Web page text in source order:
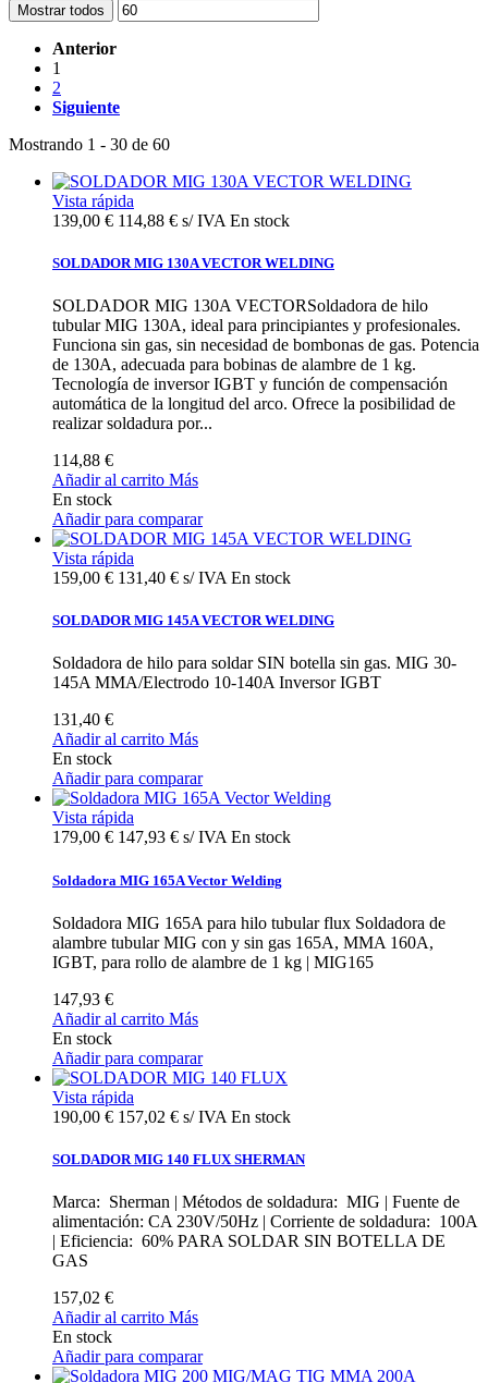
Mostrar todos
Anterior
1
2
Siguiente
Mostrando 1 - 30 de 60
Vista rápida
139,00 € 114,88 € s/ IVA En stock
SOLDADOR MIG 130A VECTOR WELDING
SOLDADOR MIG 130A VECTORSoldadora de hilo
tubular MIG 130A, ideal para principiantes y profesionales.
Funciona sin gas, sin necesidad de bombonas de gas. Potencia
de 130A, adecuada para bobinas de alambre de 1 kg.
Tecnología de inversor IGBT y función de compensación
automática de la longitud del arco. Ofrece la posibilidad de
realizar soldadura por...
114,88 €
Añadir al carrito Más
En stock
Añadir para comparar
Vista rápida
159,00 € 131,40 € s/ IVA En stock
SOLDADOR MIG 145A VECTOR WELDING
Soldadora de hilo para soldar SIN botella sin gas. MIG 30-
145A MMA/Electrodo 10-140A Inversor IGBT
131,40 €
Añadir al carrito Más
En stock
Añadir para comparar
Vista rápida
179,00 € 147,93 € s/ IVA En stock
Soldadora MIG 165A Vector Welding
Soldadora MIG 165A para hilo tubular flux Soldadora de
alambre tubular MIG con y sin gas 165A, MMA 160A,
IGBT, para rollo de alambre de 1 kg | MIG165
147,93 €
Añadir al carrito Más
En stock
Añadir para comparar
Vista rápida
190,00 € 157,02 € s/ IVA En stock
SOLDADOR MIG 140 FLUX SHERMAN
Marca: Sherman | Métodos de soldadura: MIG | Fuente de
alimentación: CA 230V/50Hz | Corriente de soldadura: 100A
| Eficiencia: 60% PARA SOLDAR SIN BOTELLA DE
GAS
157,02 €
Añadir al carrito Más
En stock
Añadir para comparar